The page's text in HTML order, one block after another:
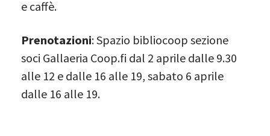
e caffè.
Prenotazioni: Spazio bibliocoop sezione
soci Gallaeria Coop.fi dal 2 aprile dalle 9.30
alle 12 e dalle 16 alle 19, sabato 6 aprile
dalle 16 alle 19.